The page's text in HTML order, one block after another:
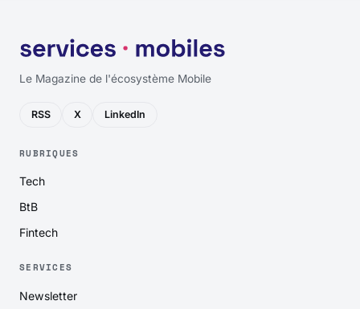
Le Magazine de l'écosystème Mobile
RSS X LinkedIn
RUBRIQUES
Tech
BtB
Fintech
SERVICES
Newsletter